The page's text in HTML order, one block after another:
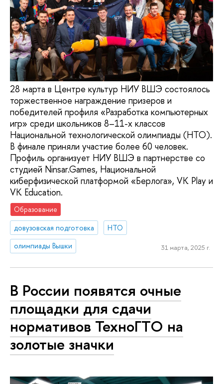
28 марта в Центре культур НИУ ВШЭ состоялось
торжественное награждение призеров и
победителей профиля «Разработка компьютерных
игр» среди школьников 8–11-х классов
Национальной технологической олимпиады (НТО).
В финале приняли участие более 60 человек.
Профиль организует НИУ ВШЭ в партнерстве со
студией Ninsar.Games, Национальной
киберфизической платформой «Берлога», VK Play и
VK Education.
Образование
довузовская подготовка
НТО
олимпиады Вышки
31 марта, 2025 г.
В России появятся очные
площадки для сдачи
нормативов ТехноГТО на
золотые значки